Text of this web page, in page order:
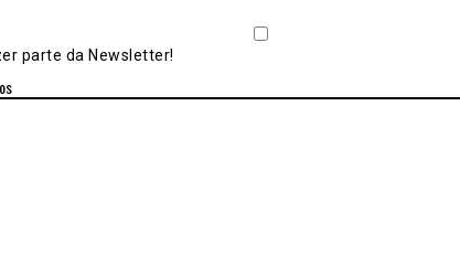
parte da Newsletter!